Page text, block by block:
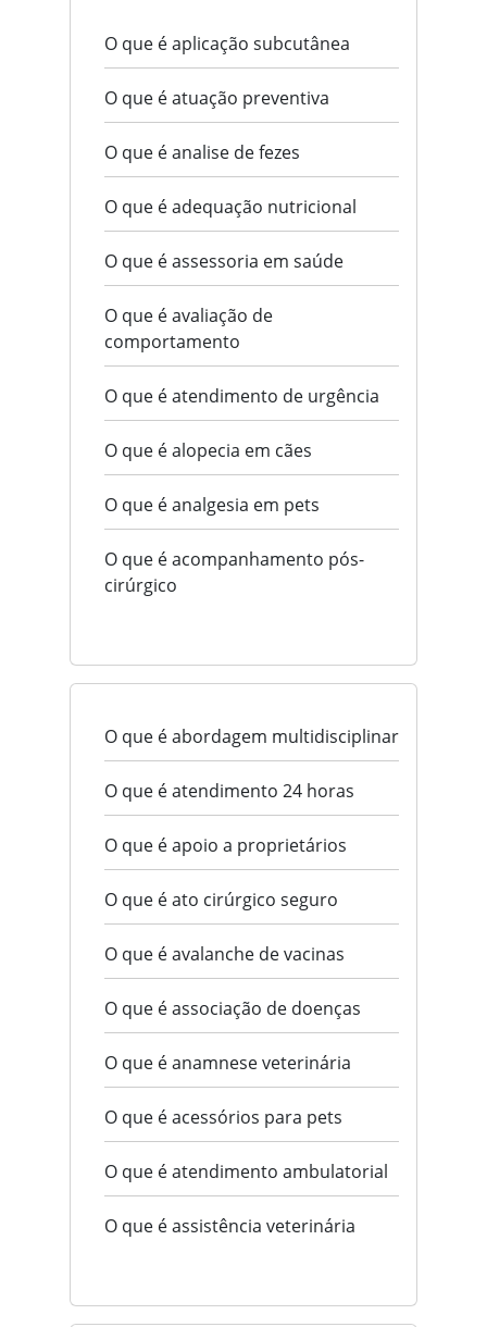
O que é aplicação subcutânea
O que é atuação preventiva
O que é analise de fezes
O que é adequação nutricional
O que é assessoria em saúde
O que é avaliação de
comportamento
O que é atendimento de urgência
O que é alopecia em cães
O que é analgesia em pets
O que é acompanhamento pós-
cirúrgico
O que é abordagem multidisciplinar
O que é atendimento 24 horas
O que é apoio a proprietários
O que é ato cirúrgico seguro
O que é avalanche de vacinas
O que é associação de doenças
O que é anamnese veterinária
O que é acessórios para pets
O que é atendimento ambulatorial
O que é assistência veterinária